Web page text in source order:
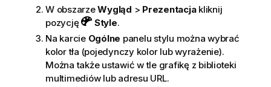
W obszarzeWygląd > Prezentacjakliknij
pozycję
Style.
Na karcie Ogólne panelu stylu można wybrać
kolor tła (pojedynczy kolor lub wyrażenie).
Można także ustawić w tle grafikę z biblioteki
multimediów lub adresu URL.